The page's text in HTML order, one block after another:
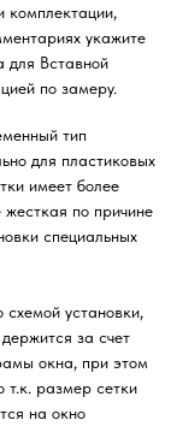
комплектации,
укажите
для Вставной
по замеру.
тип
для пластиковых
имеет более
жесткая по причине
специальных
установки,
за счет
окна, при этом
т.к. размер сетки
на окно